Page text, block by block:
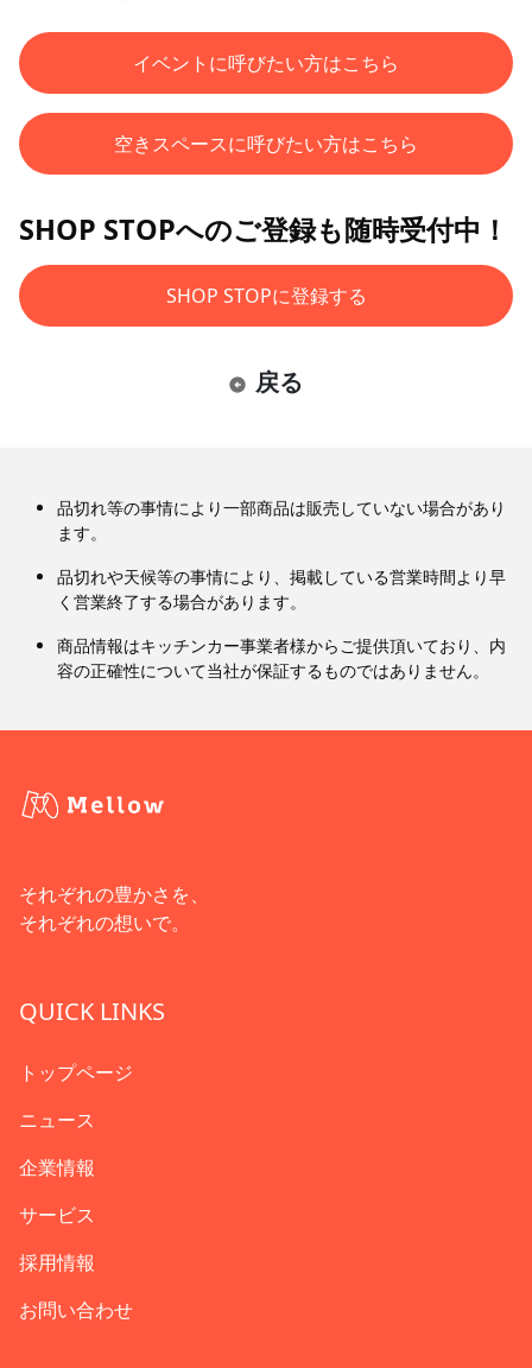
イベントに呼びたい方はこちら
空きスペースに呼びたい方はこちら
SHOP STOPへのご登録も随時受付中！
SHOP STOPに登録する
戻る
品切れ等の事情により一部商品は販売していない場合があり
ます。
品切れや天候等の事情により、掲載している営業時間より早
く営業終了する場合があります。
商品情報はキッチンカー事業者様からご提供頂いており、内
容の正確性について当社が保証するものではありません。
それぞれの豊かさを、
それぞれの想いで。
QUICK LINKS
トップページ
ニュース
企業情報
サービス
採用情報
お問い合わせ